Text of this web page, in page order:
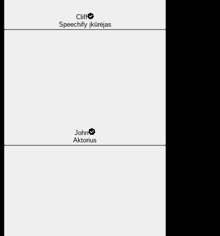
Cliff
Speechify įkūrėjas
John
Aktorius